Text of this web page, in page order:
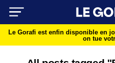
Le Gorafi est enfin disponible en
on tue